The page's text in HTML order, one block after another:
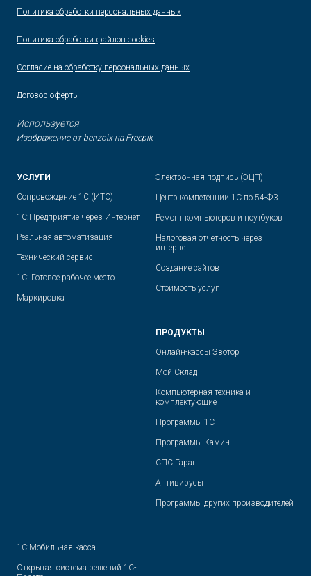
Политика обработки персональных данных
Политика обработки файлов сookies
Согласие на обработку персональных данных
Договор оферты
Используется
Изображение от benzoix на Freepik
УСЛУГИ
Сопровождение 1С (ИТС)
1С:Предприятие через Интернет
Реальная автоматизация
Технический сервис
1С: Готовое рабочее место
Маркировка
Электронная подпись (ЭЦП)
Центр компетенции 1С по 54-ФЗ
Ремонт компьютеров и ноутбуков
Налоговая отчетность через
интернет
Создание сайтов
Стоимость услуг
ПРОДУКТЫ
Онлайн-кассы Эвотор
Мой Склад
Компьютерная техника и
комплектующие
Программы 1С
Программы Камин
СПС Гарант
Антивирусы
Программы других производителей
1С:Мобильная касса
Открытая система решений 1С-